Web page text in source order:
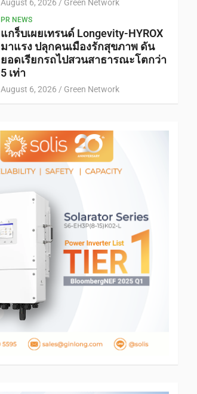
August 6, 2026 Green Network
PR NEWS
แกร็บเผยเทรนด์ Longevity-HYROX
มาแรง ปลุกคนเมืองรักสุขภาพ ดัน
ยอดเรียกรถไปสวนสาธารณะโตกว่า
5 เท่า
August 6, 2026 Green Network